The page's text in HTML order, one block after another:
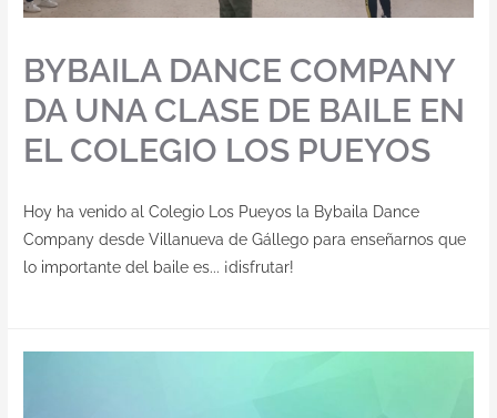
BYBAILA DANCE COMPANY
DA UNA CLASE DE BAILE EN
EL COLEGIO LOS PUEYOS
Hoy ha venido al Colegio Los Pueyos la Bybaila Dance
Company desde Villanueva de Gállego para enseñarnos que
lo importante del baile es... ¡disfrutar!